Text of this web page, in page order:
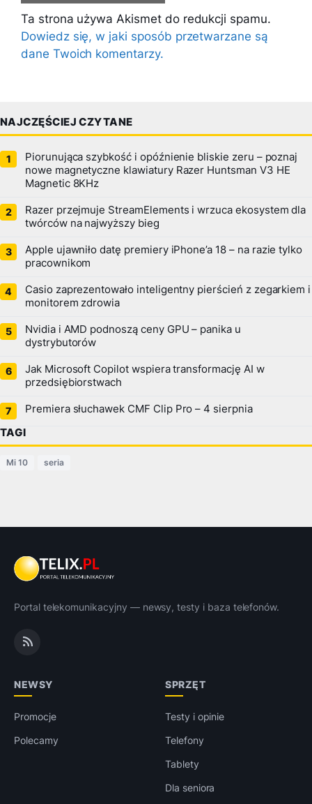
Ta strona używa Akismet do redukcji spamu.
Dowiedz się, w jaki sposób przetwarzane są
dane Twoich komentarzy.
NAJCZĘŚCIEJ CZYTANE
Piorunująca szybkość i opóźnienie bliskie zeru – poznaj
nowe magnetyczne klawiatury Razer Huntsman V3 HE
Magnetic 8KHz
Razer przejmuje StreamElements i wrzuca ekosystem dla
twórców na najwyższy bieg
Apple ujawniło datę premiery iPhone’a 18 – na razie tylko
pracownikom
Casio zaprezentowało inteligentny pierścień z zegarkiem i
monitorem zdrowia
Nvidia i AMD podnoszą ceny GPU – panika u
dystrybutorów
Jak Microsoft Copilot wspiera transformację AI w
przedsiębiorstwach
Premiera słuchawek CMF Clip Pro – 4 sierpnia
TAGI
Mi 10 seria
Portal telekomunikacyjny — newsy, testy i baza telefonów.
NEWSY
Promocje
Polecamy
SPRZĘT
Testy i opinie
Telefony
Tablety
Dla seniora